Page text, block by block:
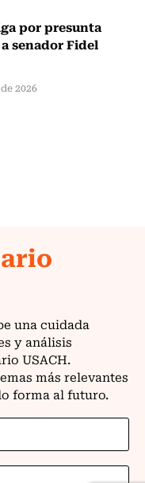
por presunta
senador Fidel
2026